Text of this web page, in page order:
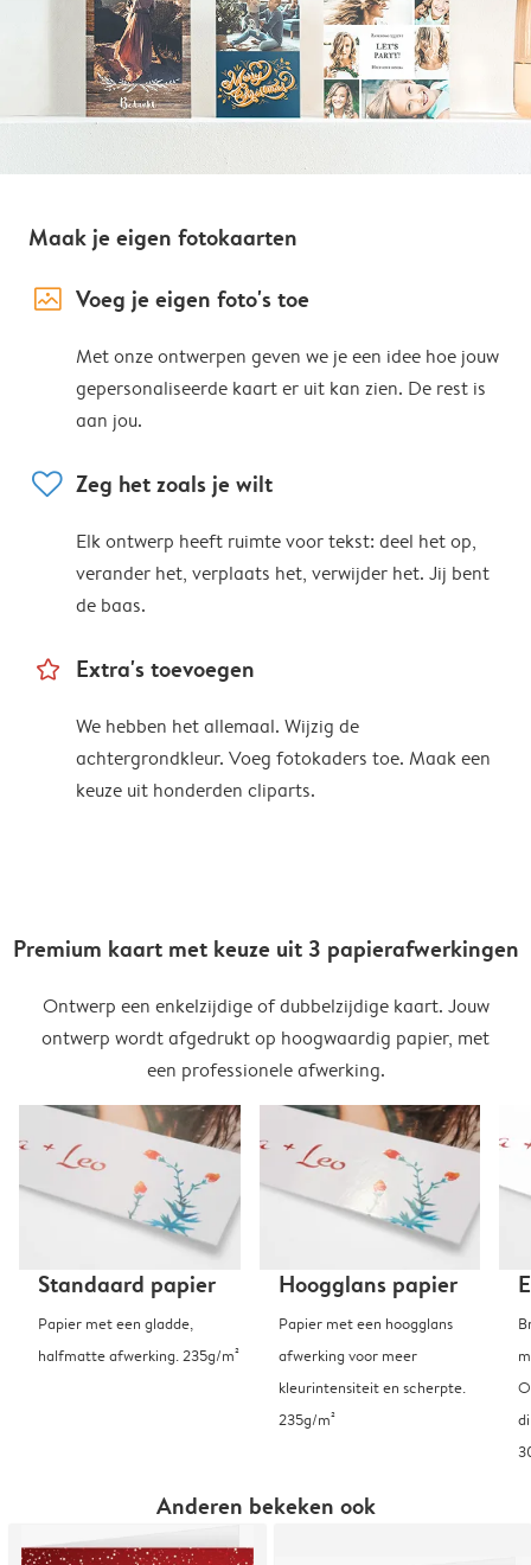
Maak je eigen fotokaarten
image_placeholder Voeg je eigen foto's toe
Met onze ontwerpen geven we je een idee hoe jouw
gepersonaliseerde kaart er uit kan zien. De rest is
aan jou.
heart Zeg het zoals je wilt
Elk ontwerp heeft ruimte voor tekst: deel het op,
verander het, verplaats het, verwijder het. Jij bent
de baas.
star_outline Extra's toevoegen
We hebben het allemaal. Wijzig de
achtergrondkleur. Voeg fotokaders toe. Maak een
keuze uit honderden cliparts.
Premium kaart met keuze uit 3 papierafwerkingen
Ontwerp een enkelzijdige of dubbelzijdige kaart. Jouw
ontwerp wordt afgedrukt op hoogwaardig papier, met
een professionele afwerking.
Standaard papier
Papier met een gladde,
halfmatte afwerking. 235g/m²
Hoogglans papier
Papier met een hoogglans
afwerking voor meer
kleurintensiteit en scherpte.
235g/m²
Anderen bekeken ook